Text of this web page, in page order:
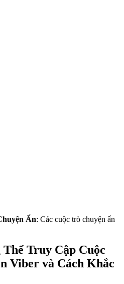
Ẩn: Các cuộc trò chuyện ẩn
Truy Cập Cuộc
Viber và Cách Khắc